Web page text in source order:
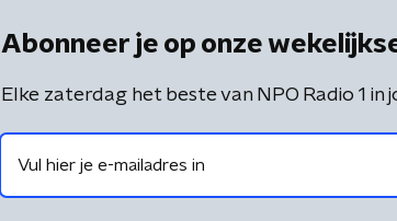
Abonneer je op onze
Elke zaterdag het beste van NPO Radio 1 in